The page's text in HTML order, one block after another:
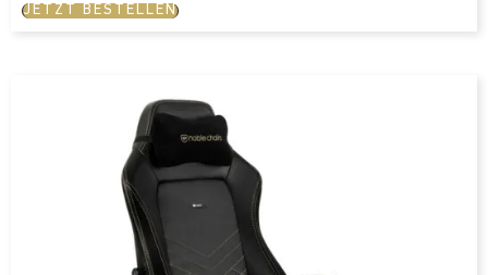
JETZT BESTELLEN